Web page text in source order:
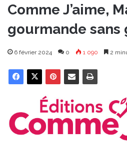
Comme J’aime,
gourmande sans
6 février 2024 0 1 090 2